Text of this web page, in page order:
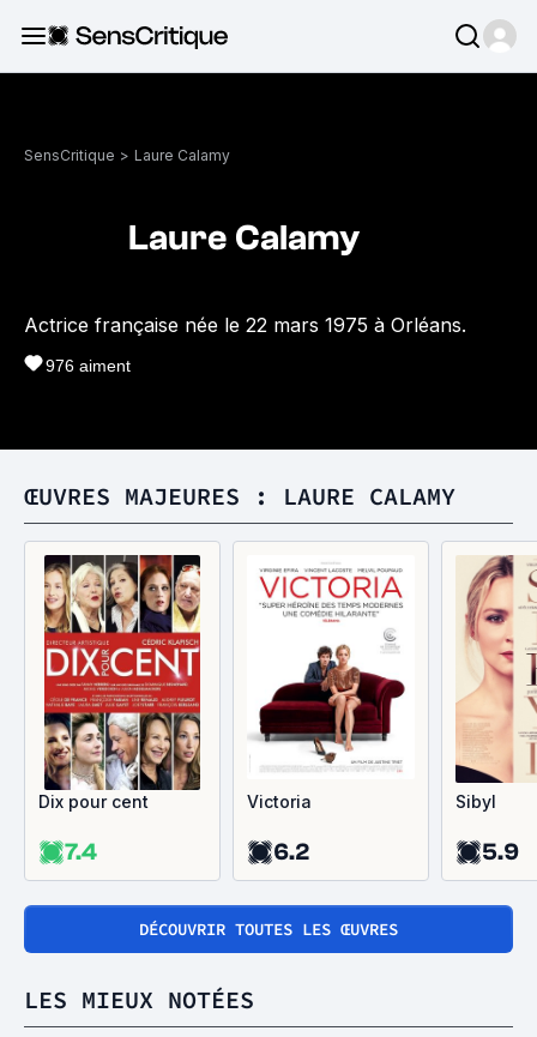
SensCritique > Laure Calamy
Laure Calamy
Actrice française née le 22 mars 1975 à Orléans.
976 aiment
ŒUVRES MAJEURES : LAURE CALAMY
Dix pour cent
7.4
Victoria
6.2
Sibyl
5.9
DÉCOUVRIR TOUTES LES ŒUVRES
LES MIEUX NOTÉES